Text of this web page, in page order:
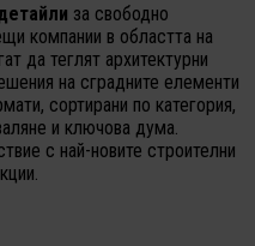
за свободно
компании в областта на
да теглят архитектурни
на сградните елементи
сортирани по категория,
и ключова дума.
с най-новите строителни